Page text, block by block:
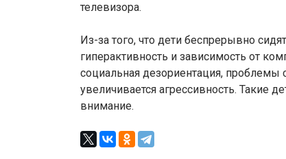
телевизора.
Из-за того, что дети беспрерывно
гиперактивность и зависимость от
социальная дезориентация,
увеличивается агрессивность. Такие
внимание.